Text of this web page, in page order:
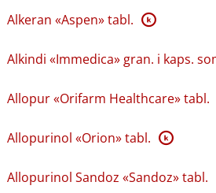
Alkeran «Aspen» tabl. K
Alkindi «Immedica» gran. i kaps.
Allopur «Orifarm Healthcare» tabl.
Allopurinol «Orion» tabl. K
Allopurinol Sandoz «Sandoz» tabl.